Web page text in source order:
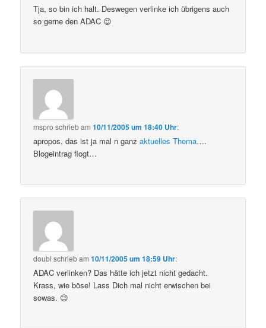
Tja, so bin ich halt. Deswegen verlinke ich übrigens auch
so gerne den ADAC 😉
mspro schriebam10/11/2005 um 18:40 Uhr:
apropos, das ist ja mal n ganzaktuelles Thema….
Blogeintrag flogt…
doubl schriebam10/11/2005 um 18:59 Uhr:
ADAC verlinken? Das hätte ich jetzt nicht gedacht.
Krass, wie böse! Lass Dich mal nicht erwischen bei
sowas. 😉